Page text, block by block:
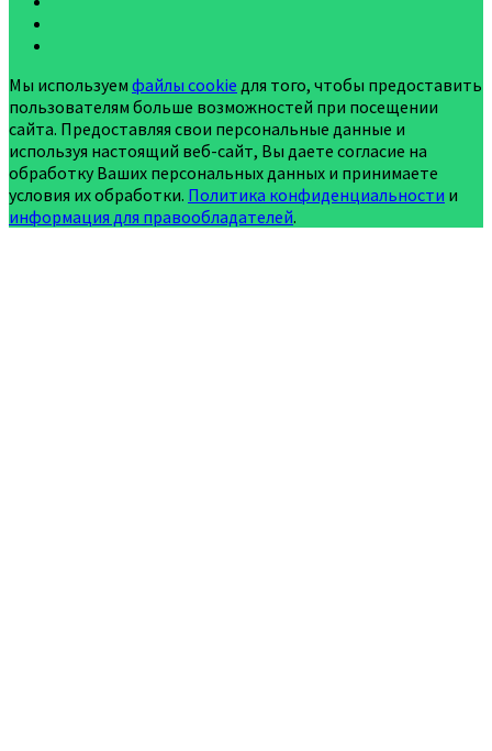
Мы используем файлы cookie для того, чтобы предоставить
пользователям больше возможностей при посещении
сайта. Предоставляя свои персональные данные и
используя настоящий веб-сайт, Вы даете согласие на
обработку Ваших персональных данных и принимаете
условия их обработки. Политика конфиденциальности и
информация для правообладателей.